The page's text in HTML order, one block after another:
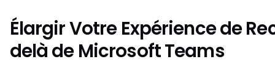
Élargir Votre Expérience de
delà de Microsoft Teams